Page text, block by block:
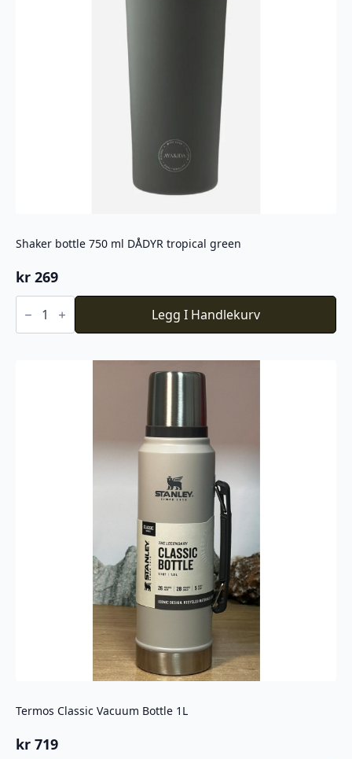
Shaker bottle 750 ml DÅDYR tropical green
kr 269
Shaker
bottle
ml
Legg I Handlekurv
Termos Classic Vacuum Bottle 1L
kr 719